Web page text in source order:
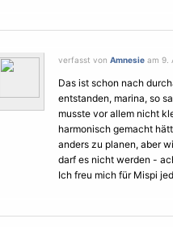
verfasst von Amnesie am 9.
Das ist schon nach
entstanden, marina, so
musste vor allem nicht
harmonisch gemacht
anders zu planen, aber
darf es nicht werden -
Ich freu mich für Mispi